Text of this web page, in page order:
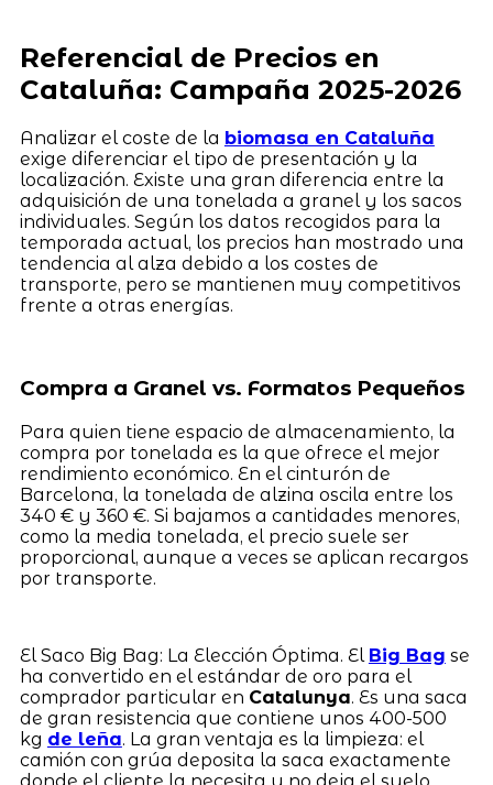
Referencial de Precios en
Cataluña: Campaña 2025-2026
Analizar el coste de la biomasa en Cataluña
exige diferenciar el tipo de presentación y la
localización. Existe una gran diferencia entre la
adquisición de una tonelada a granel y los sacos
individuales. Según los datos recogidos para la
temporada actual, los precios han mostrado una
tendencia al alza debido a los costes de
transporte, pero se mantienen muy competitivos
frente a otras energías.
Compra a Granel vs. Formatos Pequeños
Para quien tiene espacio de almacenamiento, la
compra por tonelada es la que ofrece el mejor
rendimiento económico. En el cinturón de
Barcelona, la tonelada de alzina oscila entre los
340 € y 360 €. Si bajamos a cantidades menores,
como la media tonelada, el precio suele ser
proporcional, aunque a veces se aplican recargos
por transporte.
El Saco Big Bag: La Elección Óptima. El Big Bag se
ha convertido en el estándar de oro para el
comprador particular en Catalunya. Es una saca
de gran resistencia que contiene unos 400-500
kg de leña. La gran ventaja es la limpieza: el
camión con grúa deposita la saca exactamente